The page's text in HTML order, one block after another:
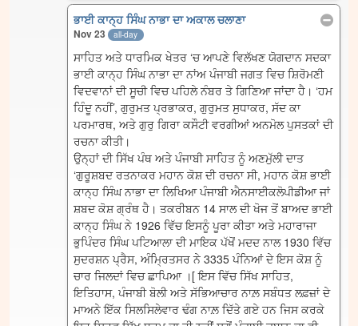
ਭਾਈ ਕਾਨ੍ਹ ਸਿੰਘ ਨਾਭਾ ਦਾ ਅਕਾਲ ਚਲਾਣਾ
Nov 23 all-day
ਸਾਹਿਤ ਅਤੇ ਧਾਰਮਿਕ ਖੇਤਰ ‘ਚ ਆਪਣੇ ਵਿਲੱਖਣ ਯੋਗਦਾਨ ਸਦਕਾ
ਭਾਈ ਕਾਨ੍ਹ ਸਿੰਘ ਨਾਭਾ ਦਾ ਨਾਂਅ ਪੰਜਾਬੀ ਜਗਤ ਵਿਚ ਸ਼ਿਰੋਮਣੀ
ਵਿਦਵਾਨਾਂ ਦੀ ਸੂਚੀ ਵਿਚ ਪਹਿਲੇ ਨੰਬਰ ਤੇ ਗਿਣਿਆ ਜਾਂਦਾ ਹੈ। ‘ਹਮ
ਹਿੰਦੂ ਨਹੀਂ’, ਗੁਰੁਮਤ ਪ੍ਰਭਾਕਰ, ਗੁਰੁਮਤ ਸੁਧਾਕਰ, ਸੱਦ ਕਾ
ਪਰਮਾਰਥ, ਅਤੇ ਗੁਰੁ ਗਿਰਾ ਕਸੌਟੀ ਵਰਗੀਆਂ ਅਨਮੋਲ ਪੁਸਤਕਾਂ ਦੀ
ਰਚਨਾ ਕੀਤੀ।
ਉਨ੍ਹਾਂ ਦੀ ਸਿੱਖ ਪੰਥ ਅਤੇ ਪੰਜਾਬੀ ਸਾਹਿਤ ਨੂੰ ਅਣਮੁੱਲੀ ਦਾਤ
‘ਗੁਰੂਸ਼ਬਦ ਰਤਨਾਕਰ ਮਹਾਨ ਕੋਸ਼ ਦੀ ਰਚਨਾ ਸੀ, ਮਹਾਨ ਕੋਸ਼ ਭਾਈ
ਕਾਨ੍ਹ ਸਿੰਘ ਨਾਭਾ ਦਾ ਲਿਖਿਆ ਪੰਜਾਬੀ ਐਨਸਾਈਕਲੋਪੀਡੀਆ ਜਾਂ
ਸ਼ਬਦ ਕੋਸ਼ ਗ੍ਰੰਥ ਹੈ। ਤਕਰੀਬਨ 14 ਸਾਲ ਦੀ ਖੋਜ ਤੋਂ ਬਾਅਦ ਭਾਈ
ਕਾਨ੍ਹ ਸਿੰਘ ਨੇ 1926 ਵਿੱਚ ਇਸਨੂੰ ਪੂਰਾ ਕੀਤਾ ਅਤੇ ਮਹਾਰਾਜਾ
ਭੁਪਿੰਦਰ ਸਿੰਘ ਪਟਿਆਲਾ ਦੀ ਮਾਇਕ ਪੱਖੋਂ ਮਦਦ ਨਾਲ 1930 ਵਿੱਚ
ਸੁਦਰਸ਼ਨ ਪ੍ਰੈਸ, ਅੰਮ੍ਰਿਤਸਰ ਨੇ 3335 ਪੰਨਿਆਂ ਦੇ ਇਸ ਕੋਸ਼ ਨੂੰ
ਚਾਰ ਜਿਲਦਾਂ ਵਿਚ ਛਾਪਿਆ ।[ ਇਸ ਵਿੱਚ ਸਿੱਖ ਸਾਹਿਤ,
ਇਤਿਹਾਸ, ਪੰਜਾਬੀ ਬੋਲੀ ਅਤੇ ਸੱਭਿਆਚਾਰ ਨਾਲ਼ ਸਬੰਧਤ ਲਫ਼ਜ਼ਾਂ ਦੇ
ਮਾਅਨੇ ਇੱਕ ਸਿਲਸਿਲੇਵਾਰ ਢੰਗ ਨਾਲ਼ ਦਿੱਤੇ ਗਏ ਹਨ ਜਿਸ ਕਰਕੇ